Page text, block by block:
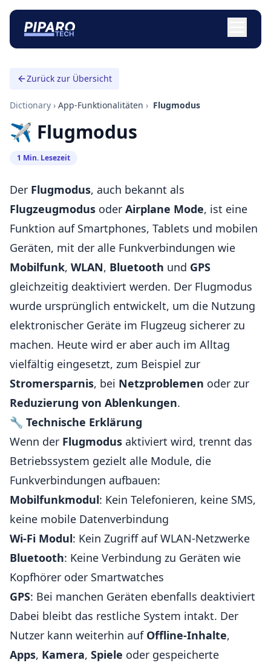
Zurück zur Übersicht
Dictionary › App-Funktionalitäten › ️ Flugmodus
✈️ Flugmodus
1 Min. Lesezeit
Der Flugmodus, auch bekannt als
Flugzeugmodus oder Airplane Mode, ist eine
Funktion auf Smartphones, Tablets und mobilen
Geräten, mit der alle Funkverbindungen wie
Mobilfunk, WLAN, Bluetooth und GPS
gleichzeitig deaktiviert werden. Der Flugmodus
wurde ursprünglich entwickelt, um die Nutzung
elektronischer Geräte im Flugzeug sicherer zu
machen. Heute wird er aber auch im Alltag
vielfältig eingesetzt, zum Beispiel zur
Stromersparnis, bei Netzproblemen oder zur
Reduzierung von Ablenkungen.
🔧 Technische Erklärung
Wenn der Flugmodus aktiviert wird, trennt das
Betriebssystem gezielt alle Module, die
Funkverbindungen aufbauen:
Mobilfunkmodul: Kein Telefonieren, keine SMS,
keine mobile Datenverbindung
Wi-Fi Modul: Kein Zugriff auf WLAN-Netzwerke
Bluetooth: Keine Verbindung zu Geräten wie
Kopfhörer oder Smartwatches
GPS: Bei manchen Geräten ebenfalls deaktiviert
Dabei bleibt das restliche System intakt. Der
Nutzer kann weiterhin auf Offline-Inhalte,
Apps, Kamera, Spiele oder gespeicherte